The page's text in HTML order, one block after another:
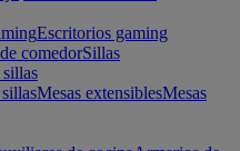
Escritorios gaming
comedorSillas
Mesas extensiblesMesas